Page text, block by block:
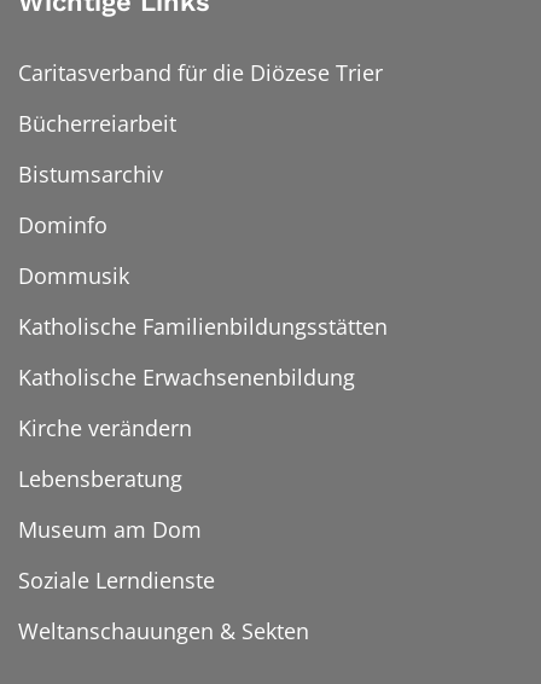
Caritasverband für die Diözese Trier
Bücherreiarbeit
Bistumsarchiv
Dominfo
Dommusik
Katholische Familienbildungsstätten
Katholische Erwachsenenbildung
Kirche verändern
Lebensberatung
Museum am Dom
Soziale Lerndienste
Weltanschauungen & Sekten